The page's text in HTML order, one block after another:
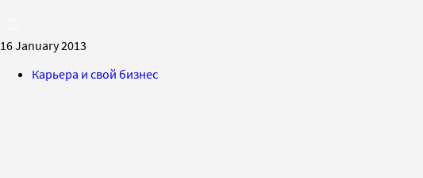
16 January 2013
Карьера и свой бизнес